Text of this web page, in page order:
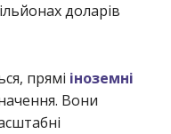
доларів
прямі іноземні
Вони